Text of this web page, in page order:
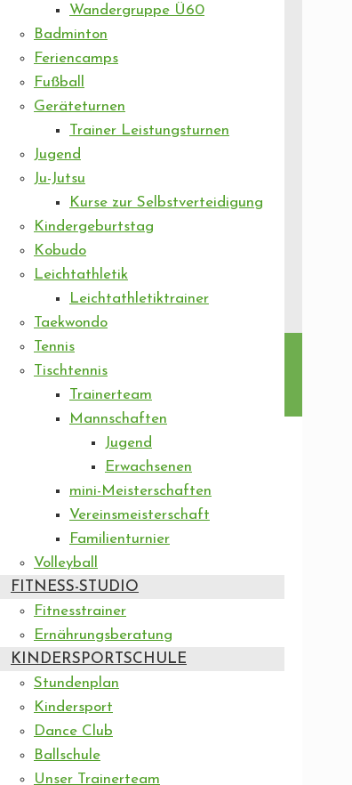
Wandergruppe Ü60
Badminton
Feriencamps
Fußball
Geräteturnen
Trainer Leistungsturnen
Jugend
Ju-Jutsu
Kurse zur Selbstverteidigung
Kindergeburtstag
Kobudo
Leichtathletik
Leichtathletiktrainer
Taekwondo
Tennis
Tischtennis
Trainerteam
Mannschaften
Jugend
Erwachsenen
mini-Meisterschaften
Vereinsmeisterschaft
Familienturnier
Volleyball
FITNESS-STUDIO
Fitnesstrainer
Ernährungsberatung
KINDERSPORTSCHULE
Stundenplan
Kindersport
Dance Club
Ballschule
Unser Trainerteam